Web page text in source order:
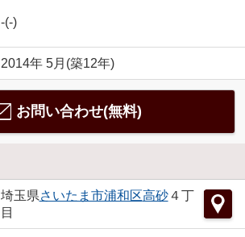
-(-)
2014年 5月(築12年)
お問い合わせ(無料)
埼玉県さいたま市浦和区高砂４丁
目